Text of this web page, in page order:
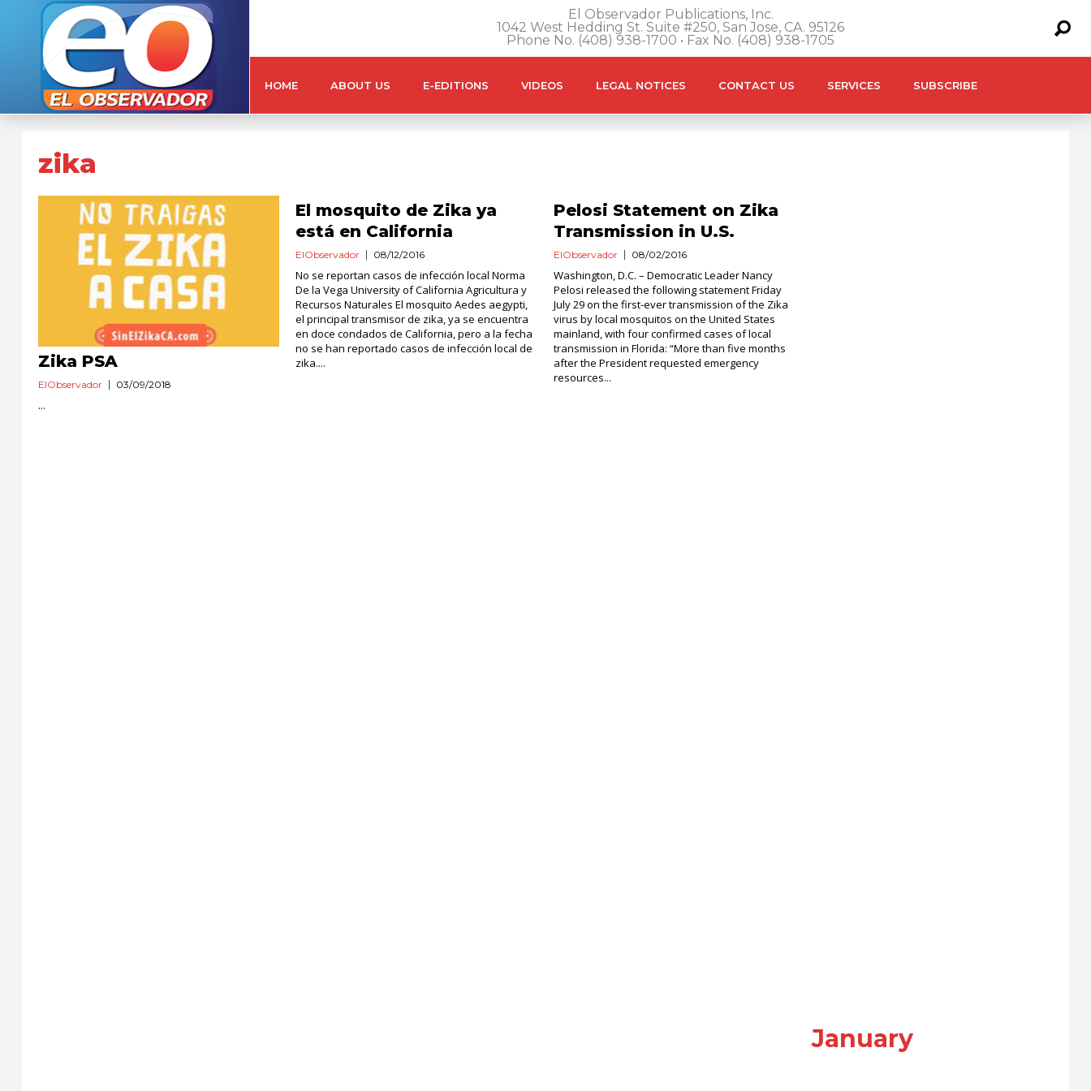
El Observador Publications, Inc.
1042 West Hedding St. Suite #250, San Jose, CA. 95126
Phone No. (408) 938-1700 • Fax No. (408) 938-1705
HOME ABOUT US E-EDITIONS VIDEOS LEGAL NOTICES CONTACT US SERVICES SUBSCRIBE
zika
Zika PSA
ElObservador 03/09/2018
...
El mosquito de Zika ya
está en California
ElObservador 08/12/2016
No se reportan casos de infección local Norma
De la Vega University of California Agricultura y
Recursos Naturales El mosquito Aedes aegypti,
el principal transmisor de zika, ya se encuentra
en doce condados de California, pero a la fecha
no se han reportado casos de infección local de
zika....
Pelosi Statement on Zika
Transmission in U.S.
ElObservador 08/02/2016
Washington, D.C. – Democratic Leader Nancy
Pelosi released the following statement Friday
July 29 on the first-ever transmission of the Zika
virus by local mosquitos on the United States
mainland, with four confirmed cases of local
transmission in Florida: “More than five months
after the President requested emergency
resources...
January